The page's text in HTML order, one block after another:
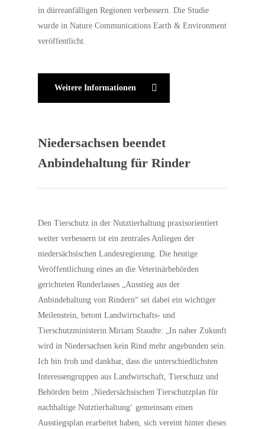
in dürreanfälligen Regionen verbessern. Die Studie
wurde in Nature Communications Earth & Environment
veröffentlicht.
Weitere Informationen
Niedersachsen beendet
Anbindehaltung für Rinder
Den Tierschutz in der Nutztierhaltung praxisorientiert
weiter verbessern ist ein zentrales Anliegen der
niedersächsischen Landesregierung. Die heutige
Veröffentlichung eines an die Veterinärbehörden
gerichteten Runderlasses „Ausstieg aus der
Anbindehaltung von Rindern“ sei dabei ein wichtiger
Meilenstein, betont Landwirtschafts- und
Tierschutzministerin Miriam Staudte: „In naher Zukunft
wird in Niedersachsen kein Rind mehr angebunden sein.
Ich bin froh und dankbar, dass die unterschiedlichsten
Interessengruppen aus Landwirtschaft, Tierschutz und
Behörden beim ‚Niedersächsischen Tierschutzplan für
nachhaltige Nutztierhaltung‘ gemeinsam einen
Ausstiegsplan erarbeitet haben, sich vereint hinter dieses